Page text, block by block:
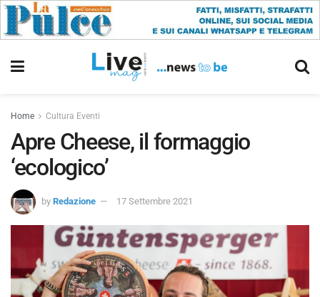
Home Cultura Eventi
Apre Cheese, il formaggio
‘ecologico’
by Redazione 17 Settembre 2021